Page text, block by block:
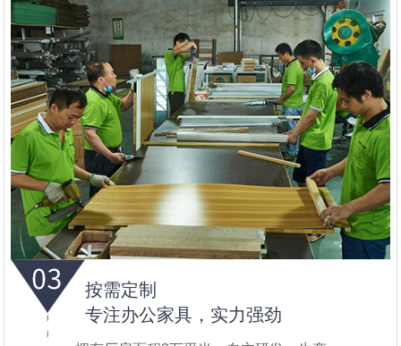
按需定制
专注办公家具，实力强劲